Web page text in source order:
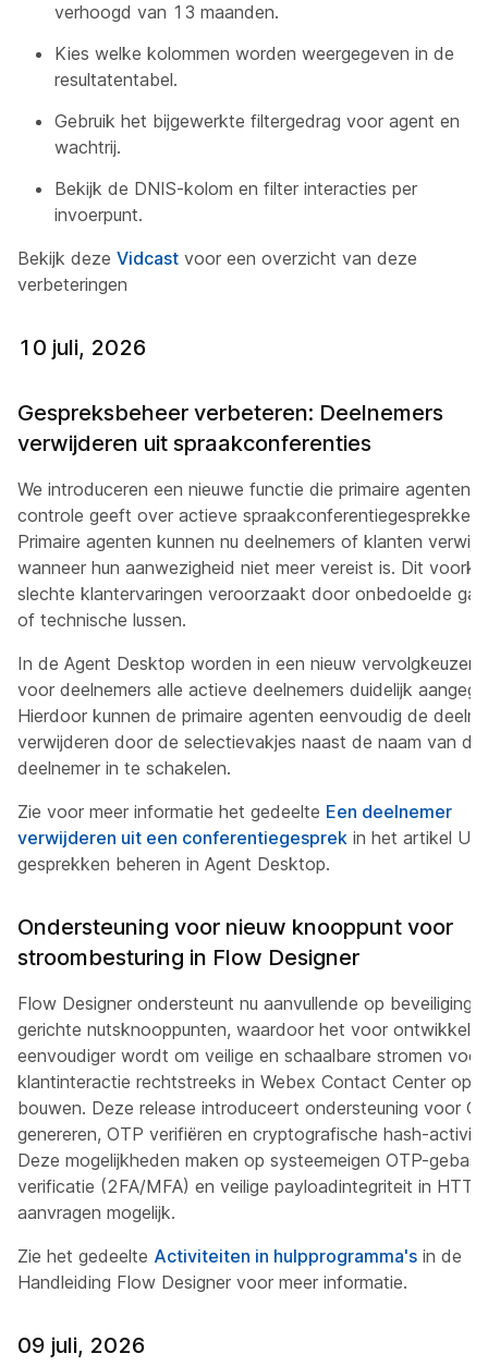
verhoogd van 13 maanden.
Kies welke kolommen worden weergegeven in de
resultatentabel.
Gebruik het bijgewerkte filtergedrag voor agent en
wachtrij.
Bekijk de DNIS-kolom en filter interacties per
invoerpunt.
Bekijk deze Vidcast voor een overzicht van deze
verbeteringen
10 juli, 2026
Gespreksbeheer verbeteren: Deelnemers
verwijderen uit spraakconferenties
We introduceren een nieuwe functie die primaire agenten
controle geeft over actieve spraakconferentiegesprekken.
Primaire agenten kunnen nu deelnemers of klanten
wanneer hun aanwezigheid niet meer vereist is. Dit
slechte klantervaringen veroorzaakt door onbedoelde
of technische lussen.
In de Agent Desktop worden in een nieuw
voor deelnemers alle actieve deelnemers duidelijk
Hierdoor kunnen de primaire agenten eenvoudig de
verwijderen door de selectievakjes naast de naam van de
deelnemer in te schakelen.
Zie voor meer informatie het gedeelte Een deelnemer
verwijderen uit een conferentiegesprek in het artikel Uw
gesprekken beheren in Agent Desktop.
Ondersteuning voor nieuw knooppunt voor
stroombesturing in Flow Designer
Flow Designer ondersteunt nu aanvullende op beveiliging
gerichte nutsknooppunten, waardoor het voor
eenvoudiger wordt om veilige en schaalbare stromen voor
klantinteractie rechtstreeks in Webex Contact Center op
bouwen. Deze release introduceert ondersteuning voor
genereren, OTP verifiëren en cryptografische hash-
Deze mogelijkheden maken op systeemeigen OTP-
verificatie (2FA/MFA) en veilige payloadintegriteit in
aanvragen mogelijk.
Zie het gedeelte Activiteiten in hulpprogramma's in de
Handleiding Flow Designer voor meer informatie.
09 juli, 2026